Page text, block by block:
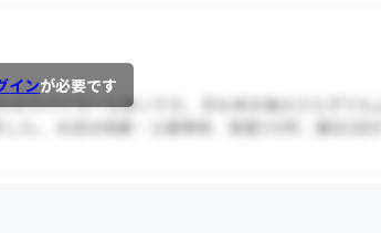
インが必要です